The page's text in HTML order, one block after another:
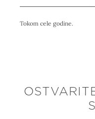
Tokom cele godine.